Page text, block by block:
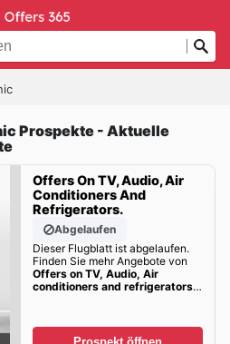
Prospekte - Aktuelle
Offers On TV, Audio, Air
Conditioners And
Refrigerators.
Abgelaufen
Dieser Flugblatt ist abgelaufen.
Finden Sie mehr Angebote von
Offers on TV, Audio, Air
conditioners and refrigerators.
Prospekt öffnen